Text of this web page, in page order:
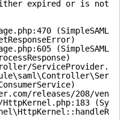
expired or is not
(SimpleSAML
(SimpleSAML
ServiceProvider.
releases/208/ven
(Sy